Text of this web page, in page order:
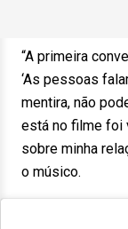
“A primeira
‘As pessoas
mentira, não
está no filme foi
sobre minha
o músico.